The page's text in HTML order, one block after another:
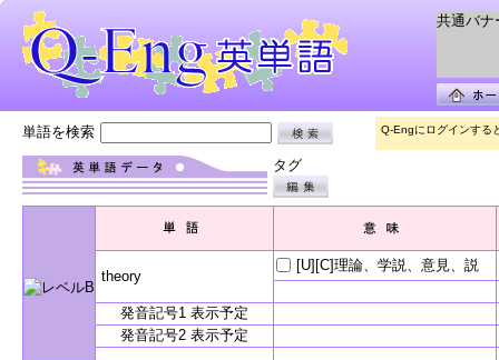
共通バナ
単語を検索 Q-Engにログインする
タグ
theory
[U][C]理論、学説、意見、説
発音記号1 表示予定
発音記号2 表示予定